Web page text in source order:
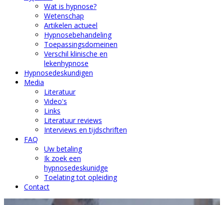
Wat is hypnose?
Wetenschap
Artikelen actueel
Hypnosebehandeling
Toepassingsdomeinen
Verschil klinische en
lekenhypnose
Hypnosedeskundigen
Media
Literatuur
Video's
Links
Literatuur reviews
Interviews en tijdschriften
FAQ
Uw betaling
Ik zoek een
hypnosedeskunidge
Toelating tot opleiding
Contact